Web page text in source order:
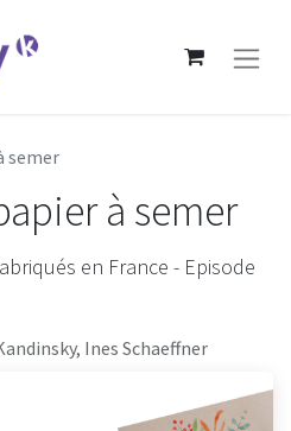
semer
à semer
en France - Episode
Ines Schaeffner